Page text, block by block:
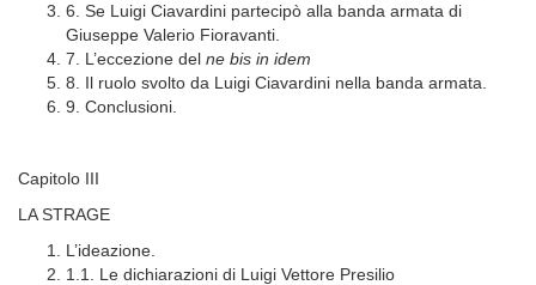
6. Se Luigi Ciavardini partecipò alla banda armata di
Giuseppe Valerio Fioravanti.
7. L’eccezione del ne bis in idem
8. Il ruolo svolto da Luigi Ciavardini nella banda armata.
9. Conclusioni.
Capitolo III
LA STRAGE
L’ideazione.
1.1. Le dichiarazioni di Luigi Vettore Presilio